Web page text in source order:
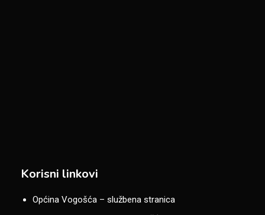
Korisni linkovi
Općina Vogošća – službena stranica